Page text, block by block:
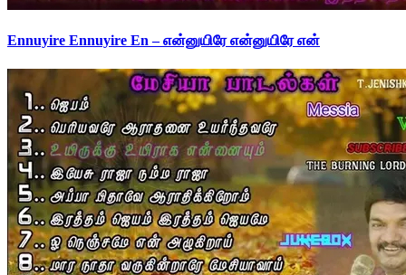
Ennuyire Ennuyire En – என்னுயிரே என்னுயிரே என்